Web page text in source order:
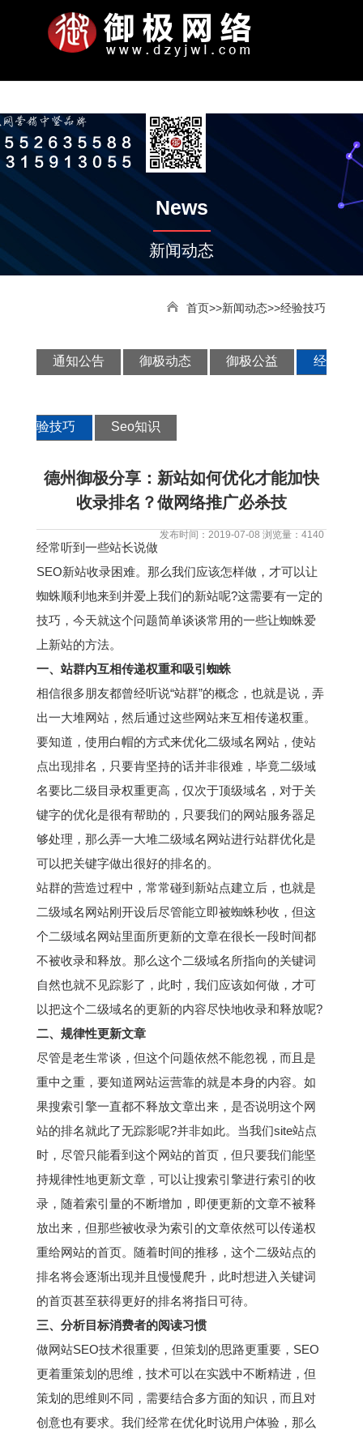
司
首
于
我
ABOUT
公
司
介
企
业
化
PORTRAIT
公
司
景
发
展
程
务
项
PROMITION
智
能
推
平
台
化
务
S-
ENGINE
全
域
站
PROMOTION
竞
价
广
OTHER
SERVICES
微
信
友
广
站
模
WEBSITE
电
脑
站
手
机
站
响
应
网
APPLETS
小
程
例
展
NETWORK
金
泉
推
智
能
推
WEB
SITE
模
板
站
定
制
站
SOFTWARE
定
制
发
小
程
闻
动
NEWS
通
知
告
御
极
态
KNOWLEDGE
SEO
知
经
验
巧
ACTIVITY
御
极
讲
御
极
益
系
我
CONTACT
联
系
式
加
入
们
PAY
付
款
号
News
新闻动态
首页>>新闻动态>>经验技巧
通知公告 御极动态 御极公益 经
验技巧 Seo知识
德州御极分享：新站如何优化才能加快
收录排名？做网络推广必杀技
发布时间：2019-07-08 浏览量：4140
经常听到一些站长说做
SEO新站收录困难。那么我们应该怎样做，才可以让
蜘蛛顺利地来到并爱上我们的新站呢?这需要有一定的
技巧，今天就这个问题简单谈谈常用的一些让蜘蛛爱
上新站的方法。
一、站群内互相传递权重和吸引蜘蛛
相信很多朋友都曾经听说“站群”的概念，也就是说，弄
出一大堆网站，然后通过这些网站来互相传递权重。
要知道，使用白帽的方式来优化二级域名网站，使站
点出现排名，只要肯坚持的话并非很难，毕竟二级域
名要比二级目录权重更高，仅次于顶级域名，对于关
键字的优化是很有帮助的，只要我们的网站服务器足
够处理，那么弄一大堆二级域名网站进行站群优化是
可以把关键字做出很好的排名的。
站群的营造过程中，常常碰到新站点建立后，也就是
二级域名网站刚开设后尽管能立即被蜘蛛秒收，但这
个二级域名网站里面所更新的文章在很长一段时间都
不被收录和释放。那么这个二级域名所指向的关键词
自然也就不见踪影了，此时，我们应该如何做，才可
以把这个二级域名的更新的内容尽快地收录和释放呢?
二、规律性更新文章
尽管是老生常谈，但这个问题依然不能忽视，而且是
重中之重，要知道网站运营靠的就是本身的内容。如
果搜索引擎一直都不释放文章出来，是否说明这个网
站的排名就此了无踪影呢?并非如此。当我们site站点
时，尽管只能看到这个网站的首页，但只要我们能坚
持规律性地更新文章，可以让搜索引擎进行索引的收
录，随着索引量的不断增加，即便更新的文章不被释
放出来，但那些被收录为索引的文章依然可以传递权
重给网站的首页。随着时间的推移，这个二级站点的
排名将会逐渐出现并且慢慢爬升，此时想进入关键词
的首页甚至获得更好的排名将指日可待。
三、分析目标消费者的阅读习惯
做网站SEO技术很重要，但策划的思路更重要，SEO
更着重策划的思维，技术可以在实践中不断精进，但
策划的思维则不同，需要结合多方面的知识，而且对
创意也有要求。我们经常在优化时说用户体验，那么